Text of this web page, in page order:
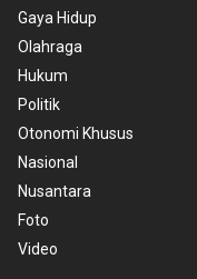
Gaya Hidup
Olahraga
Hukum
Politik
Otonomi Khusus
Nasional
Nusantara
Foto
Video